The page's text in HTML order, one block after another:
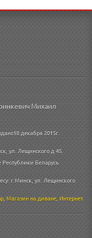
Михаил
декабря 2015г.
ул. Лещинского д 45.
Республики Беларусь
г.Минск, ул. Лещинского
,Магазин на диване,Интернет